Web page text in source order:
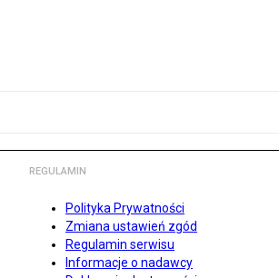
REGULAMIN
Polityka Prywatności
Zmiana ustawień zgód
Regulamin serwisu
Informacje o nadawcy